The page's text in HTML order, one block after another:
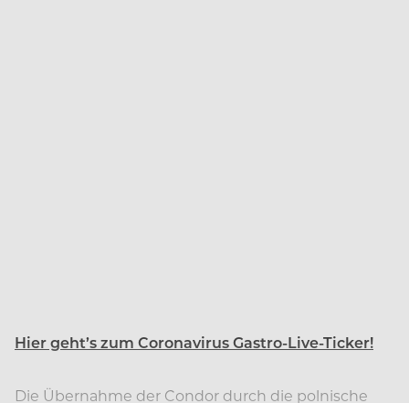
Hier geht’s zum Coronavirus Gastro-Live-Ticker!
Die Übernahme der Condor durch die polnische